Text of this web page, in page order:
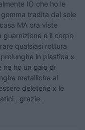
IO che ho le
tradita dal sole
MA ora viste
guarnizione e il corpo
qualsiasi rottura
in plastica x
ne ho un paio di
metalliche al
deleterie x le
. grazie .